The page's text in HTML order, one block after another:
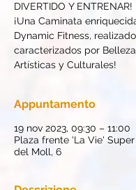
DIVERTIDO Y ENTRENAR!
¡Una Caminata
Dynamic Fitness,
caracterizados por
Artísticas y Culturales!
Appuntamento
19 nov 2023, 09:30 – 11:00
Plaza frente 'La Vie'
del Moll, 6